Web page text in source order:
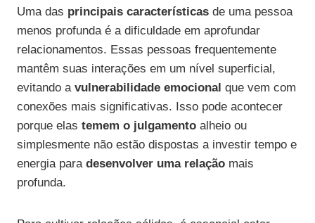
Uma das principais características de uma pessoa
menos profunda é a dificuldade em aprofundar
relacionamentos. Essas pessoas frequentemente
mantêm suas interações em um nível superficial,
evitando a vulnerabilidade emocional que vem com
conexões mais significativas. Isso pode acontecer
porque elas temem o julgamento alheio ou
simplesmente não estão dispostas a investir tempo e
energia para desenvolver uma relação mais
profunda.